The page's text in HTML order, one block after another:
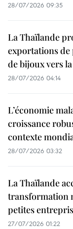
28/07/2026 09:35
La Thaïlande
exportations de
de bijoux vers
28/07/2026 04:14
L’économie
croissance
contexte
28/07/2026 03:32
La Thaïlande
transformation
petites
27/07/2026 01:22